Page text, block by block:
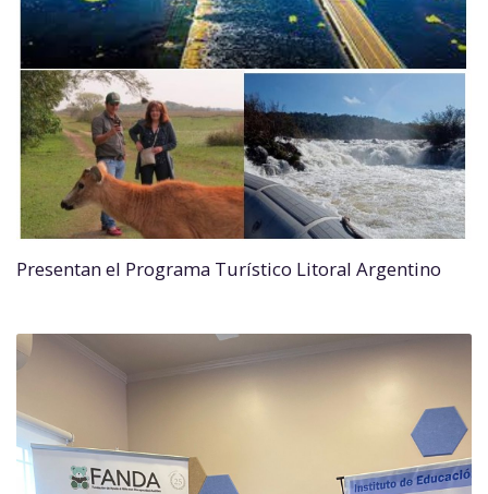
Presentan el Programa Turístico Litoral Argentino